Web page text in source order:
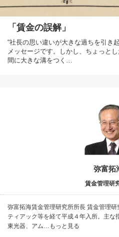
「賃金の誤解」
“社長の思い違いが大きな過ちを引き
メッセージです。しかし、ちょっと
間に大きな溝をつく…
弥富拓
賃金管理研
弥富拓海賃金管理研究所所長 賃金管理研
ティアック等を経て平成４年入所。主な
東光器、アム…もっと見る